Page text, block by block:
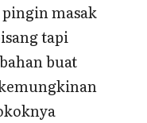
masak
tapi
buat